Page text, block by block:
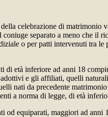
celebrazione di matrimonio
separato a meno che il
o per patti intervenuti tra le
di età inferiore ad anni 18
e gli affiliati, quelli
nati da precedente
a norma di legge, di età
od equiparati, maggiori ad anni